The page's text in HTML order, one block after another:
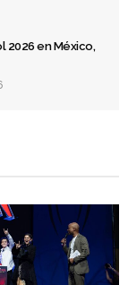
2026 en México,